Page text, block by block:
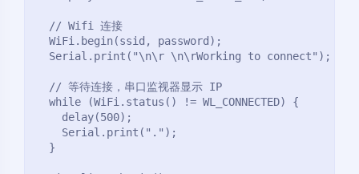
  // Wifi 连接
  WiFi.begin(ssid, password);
  Serial.print("\n\r \n\rWorking to connect");
  // 等待连接，串口监视器显示 IP
  while (WiFi.status() != WL_CONNECTED) {
    delay(500);
    Serial.print(".");
  }